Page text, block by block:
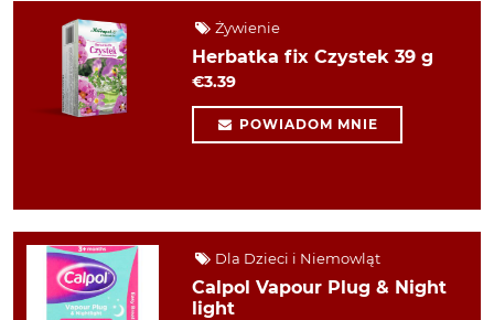
Żywienie
Herbatka fix Czystek 39 g
€3.39
POWIADOM MNIE
Dla Dzieci i Niemowląt
Calpol Vapour Plug & Night
light